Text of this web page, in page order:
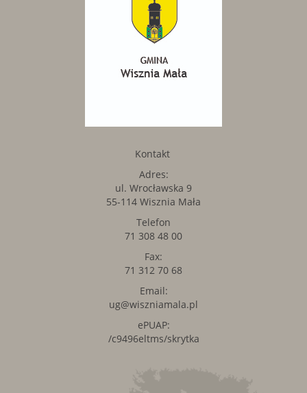
Kontakt
Adres:
ul. Wrocławska 9
55-114 Wisznia Mała
Telefon
71 308 48 00
Fax:
71 312 70 68
Email:
ug@wiszniamala.pl
ePUAP:
/c9496eltms/skrytka